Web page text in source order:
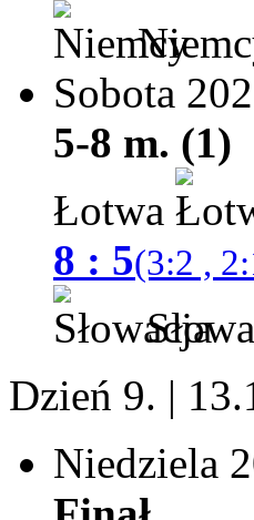
Sobota
5-8 m. (1)
Łotwa
8 : 5(3:2 ,
Dzień 9. |
Niedziela